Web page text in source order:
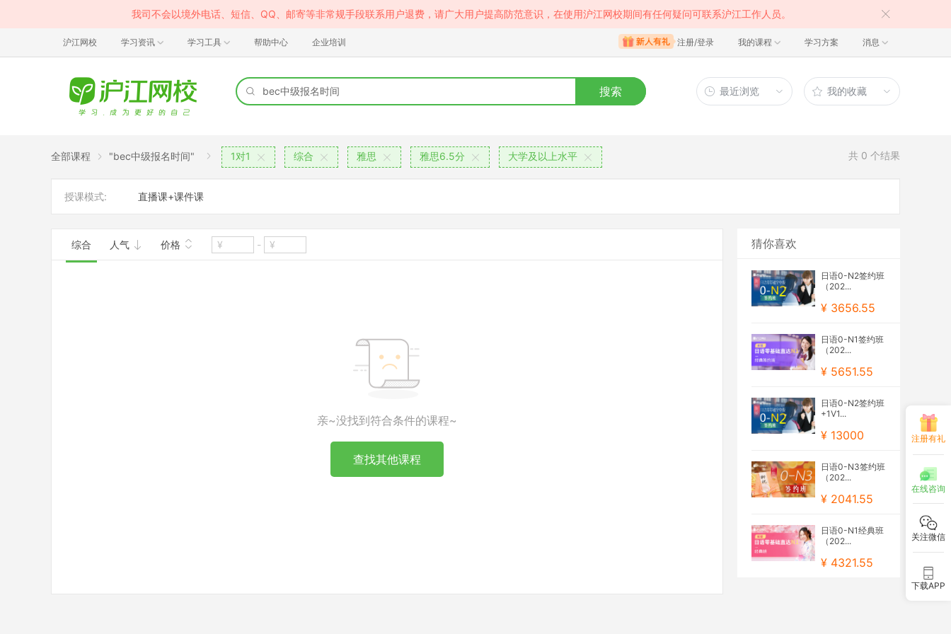
我司不会以境外电话、短信、QQ、邮寄等非常规手段联系用户退费，请广大用户提高防范意识，在使用沪江网校期间有任何疑问可联系沪江工作人员。
沪江网校 学习资讯 学习工具 帮助中心 企业培训 注册/登录 我的课程 学习方案 消息
搜索 最近浏览 我的收藏
全部课程 "bec中级报名时间" 1对1 综合 雅思 雅思6.5分 大学及以上水平 共 0 个结果
授课模式: 直播课+课件课
综合 人气 价格 -
亲~没找到符合条件的课程~
查找其他课程
猜你喜欢
日语0-N2签约班
（202...
¥ 3656.55
日语0-N1签约班
（202...
¥ 5651.55
日语0-N2签约班
+1V1...
¥ 13000
日语0-N3签约班
（202...
¥ 2041.55
日语0-N1经典班
（202...
¥ 4321.55
注册有礼
在线咨询
关注微信
下载APP